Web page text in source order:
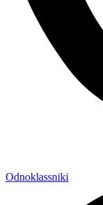
Odnoklassniki